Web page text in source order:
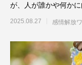
が、人が誰かや何か
とても興味深
2025.08.27 感情解放